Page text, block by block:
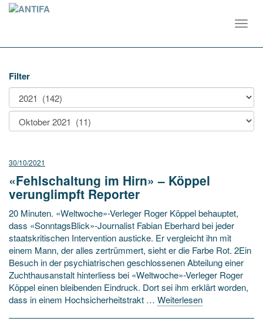
Filter
30/10/2021
«Fehlschaltung im Hirn» – Köppel
verunglimpft Reporter
20 Minuten. «Weltwoche»-Verleger Roger Köppel behauptet,
dass «SonntagsBlick»-Journalist Fabian Eberhard bei jeder
staatskritischen Intervention austicke. Er vergleicht ihn mit
einem Mann, der alles zertrümmert, sieht er die Farbe Rot. 2Ein
Besuch in der psychiatrischen geschlossenen Abteilung einer
Zuchthausanstalt hinterliess bei «Weltwoche»-Verleger Roger
Köppel einen bleibenden Eindruck. Dort sei ihm erklärt worden,
dass in einem Hochsicherheitstrakt … Weiterlesen